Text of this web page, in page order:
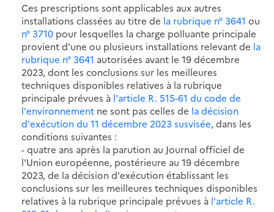
Ces prescriptions sont applicables aux autres
installations classées au titre de la rubrique n° 3641 ou
n° 3710 pour lesquelles la charge polluante principale
provient d'une ou plusieurs installations relevant de la
rubrique n° 3641 autorisées avant le 19 décembre
2023, dont les conclusions sur les meilleures
techniques disponibles relatives à la rubrique
principale prévues à l'article R. 515-61 du code de
l'environnement ne sont pas celles de la décision
d'exécution du 11 décembre 2023 susvisée, dans les
conditions suivantes :
- quatre ans après la parution au Journal officiel de
l'Union européenne, postérieure au 19 décembre
2023, de la décision d'exécution établissant les
conclusions sur les meilleures techniques disponibles
relatives à la rubrique principale prévues à l'article R.